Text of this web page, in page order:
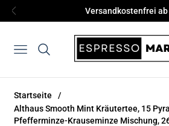
Versandkostenfrei ab
Navigation
Startseite
/
Althaus Smooth Mint Kräutertee, 15
Pfefferminze-Krauseminze Mischung,